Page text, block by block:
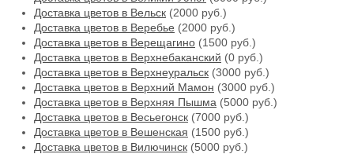
Доставка цветов в Вельск (2000 руб.)
Доставка цветов в Веребье (2000 руб.)
Доставка цветов в Верещагино (1500 руб.)
Доставка цветов в Верхнебаканский (0 руб.)
Доставка цветов в Верхнеуральск (3000 руб.)
Доставка цветов в Верхний Мамон (3000 руб.)
Доставка цветов в Верхняя Пышма (5000 руб.)
Доставка цветов в Весьегонск (7000 руб.)
Доставка цветов в Вешенская (1500 руб.)
Доставка цветов в Вилючинск (5000 руб.)